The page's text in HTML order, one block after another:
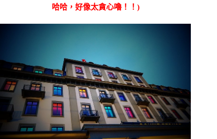
哈哈，好像太貪心嚕！！)